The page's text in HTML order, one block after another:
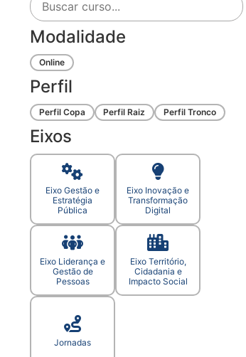
Modalidade
Online
Perfil
Perfil Copa Perfil Raiz Perfil Tronco
Eixos
Eixo Gestão e
Estratégia
Pública
Eixo Inovação e
Transformação
Digital
Eixo Liderança e
Gestão de
Pessoas
Eixo Território,
Cidadania e
Impacto Social
Jornadas